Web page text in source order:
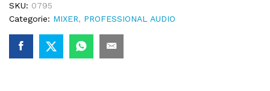
SKU: 0795
Categorie: MIXER, PROFESSIONAL AUDIO